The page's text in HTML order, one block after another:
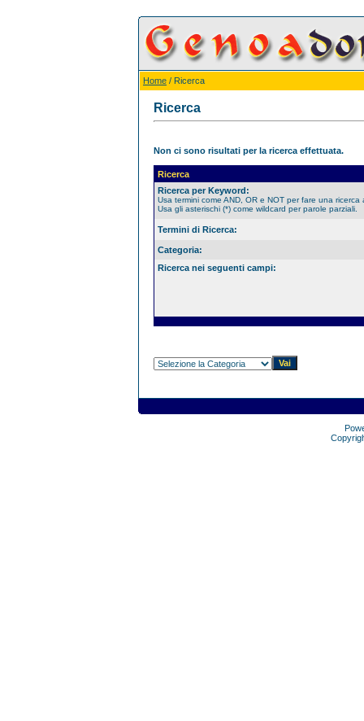
Home / Ricerca
Ricerca
Non ci sono risultati per la ricerca effettuata.
Ricerca
Ricerca per Keyword:
Usa termini come AND, OR e NOT per fare una ricerca
Usa gli asterischi (*) come wildcard per parole parziali.
Termini di Ricerca:
Categoria:
Ricerca nei seguenti campi: